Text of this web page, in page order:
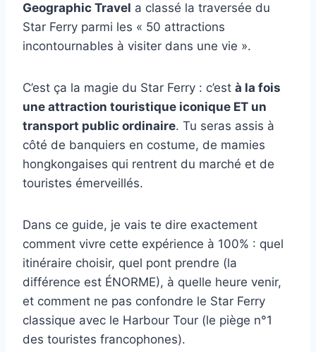
Geographic Travel a classé la traversée du
Star Ferry parmi les « 50 attractions
incontournables à visiter dans une vie ».
C’est ça la magie du Star Ferry : c’est à la fois
une attraction touristique iconique ET un
transport public ordinaire. Tu seras assis à
côté de banquiers en costume, de mamies
hongkongaises qui rentrent du marché et de
touristes émerveillés.
Dans ce guide, je vais te dire exactement
comment vivre cette expérience à 100% : quel
itinéraire choisir, quel pont prendre (la
différence est ÉNORME), à quelle heure venir,
et comment ne pas confondre le Star Ferry
classique avec le Harbour Tour (le piège n°1
des touristes francophones).